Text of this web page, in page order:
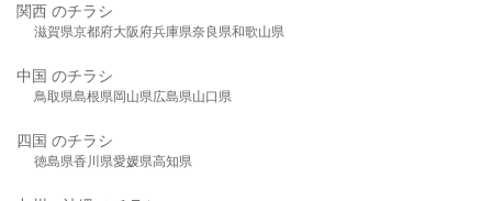
関西 のチラシ
滋賀県京都府大阪府兵庫県奈良県和歌山県
中国 のチラシ
鳥取県島根県岡山県広島県山口県
四国 のチラシ
徳島県香川県愛媛県高知県